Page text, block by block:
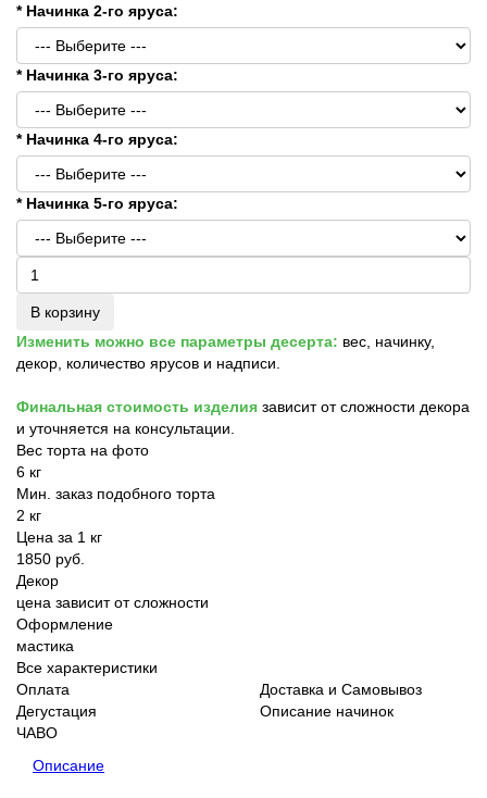
* Начинка 2-го яруса:
* Начинка 3-го яруса:
* Начинка 4-го яруса:
* Начинка 5-го яруса:
В корзину
Изменить можно все параметры десерта: вес, начинку,
декор, количество ярусов и надписи.
Финальная стоимость изделия зависит от сложности декора
и уточняется на консультации.
Вес торта на фото
6 кг
Мин. заказ подобного торта
2 кг
Цена за 1 кг
1850 руб.
Декор
цена зависит от сложности
Оформление
мастика
Все характеристики
Оплата
Доставка и Самовывоз
Дегустация
Описание начинок
ЧАВО
Описание